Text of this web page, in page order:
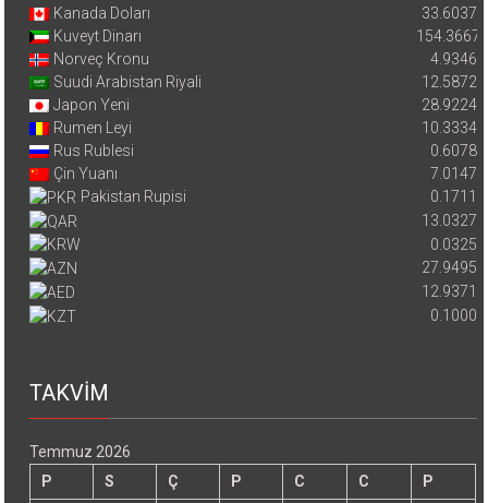
Kanada Doları
33.6037
Kuveyt Dinarı
154.3667
Norveç Kronu
4.9346
Suudi Arabistan Riyali
12.5872
Japon Yeni
28.9224
Rumen Leyi
10.3334
Rus Rublesi
0.6078
Çin Yuanı
7.0147
Pakistan Rupisi
0.1711
13.0327
0.0325
27.9495
12.9371
0.1000
TAKVİM
Temmuz 2026
P
S Ç P C C
P